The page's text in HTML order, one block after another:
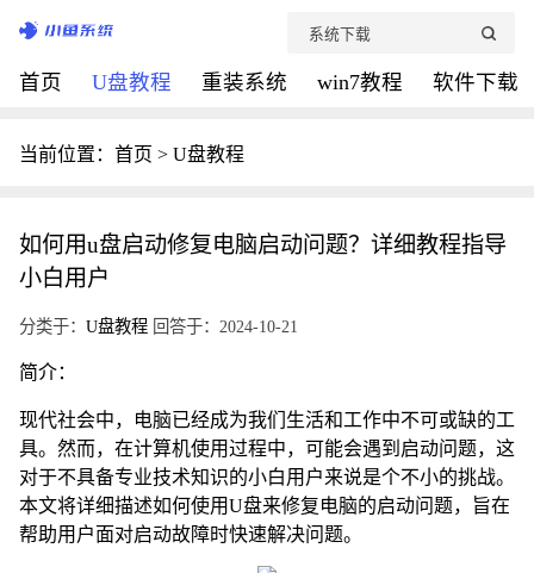
首页 U盘教程 重装系统 win7教程 软件下载
当前位置： 首页 > U盘教程
如何用u盘启动修复电脑启动问题？详细教程指导
小白用户
分类于： U盘教程 回答于：2024-10-21
简介：
现代社会中，电脑已经成为我们生活和工作中不可或缺的工
具。然而，在计算机使用过程中，可能会遇到启动问题，这
对于不具备专业技术知识的小白用户来说是个不小的挑战。
本文将详细描述如何使用U盘来修复电脑的启动问题，旨在
帮助用户面对启动故障时快速解决问题。